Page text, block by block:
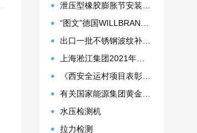
泄压型橡胶膨胀节安装示意图
“图文”德国WILLBRANDT法兰橡胶膨胀节螺栓方向说明
出口一批不锈钢波纹补偿器
上海淞江集团2021年度盛典“燃战2022”
《西安全运村项目表彰函》做好行业领头军是淞江集团使命
有关国家能源集团黄金埠发电有限公司收到假冒橡胶接头产品的声明函
水压检测机
拉力检测